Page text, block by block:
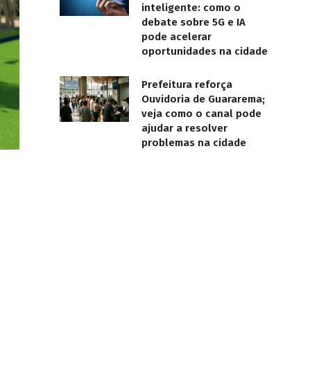
inteligente: como o
debate sobre 5G e IA
pode acelerar
oportunidades na cidade
Prefeitura reforça
Ouvidoria de Guararema;
veja como o canal pode
ajudar a resolver
problemas na cidade